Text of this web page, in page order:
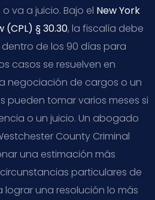
va a juicio. Bajo el New York
(CPL) § 30.30, la fiscalía debe
de los 90 días para
casos se resuelven en
negociación de cargos o un
pueden tomar varios meses si
o un juicio. Un abogado
County Criminal
una estimación más
particulares de
una resolución lo más